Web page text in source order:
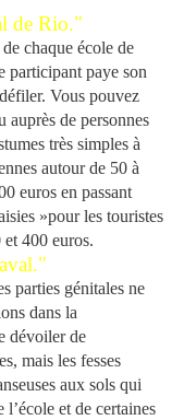
de Rio."
chaque école de
participant paye son
Vous pouvez
auprès de personnes
très simples à
autour de 50 à
euros en passant
»pour les touristes
et 400 euros.
parties génitales ne
dans la
dévoiler de
mais les fesses
aux sols qui
l’école et de certaines